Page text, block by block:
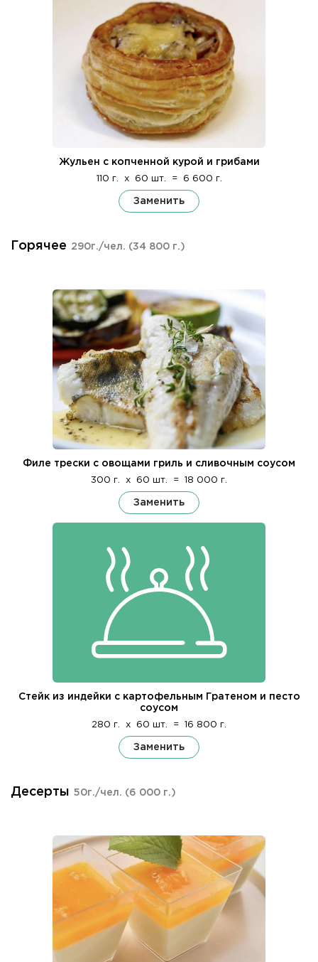
Жульен с копченной курой и грибами
110 г. x 60 шт. = 6 600 г.
Заменить
Горячее 290г./чел. (34 800 г.)
Филе трески с овощами гриль и сливочным соусом
300 г. x 60 шт. = 18 000 г.
Заменить
Стейк из индейки с картофельным Гратеном и песто
соусом
280 г. x 60 шт. = 16 800 г.
Заменить
Десерты 50г./чел. (6 000 г.)